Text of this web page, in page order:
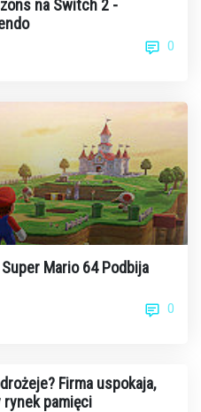
na Switch 2 -
0
Mario 64 Podbija
0
Firma uspokaja,
pamięci